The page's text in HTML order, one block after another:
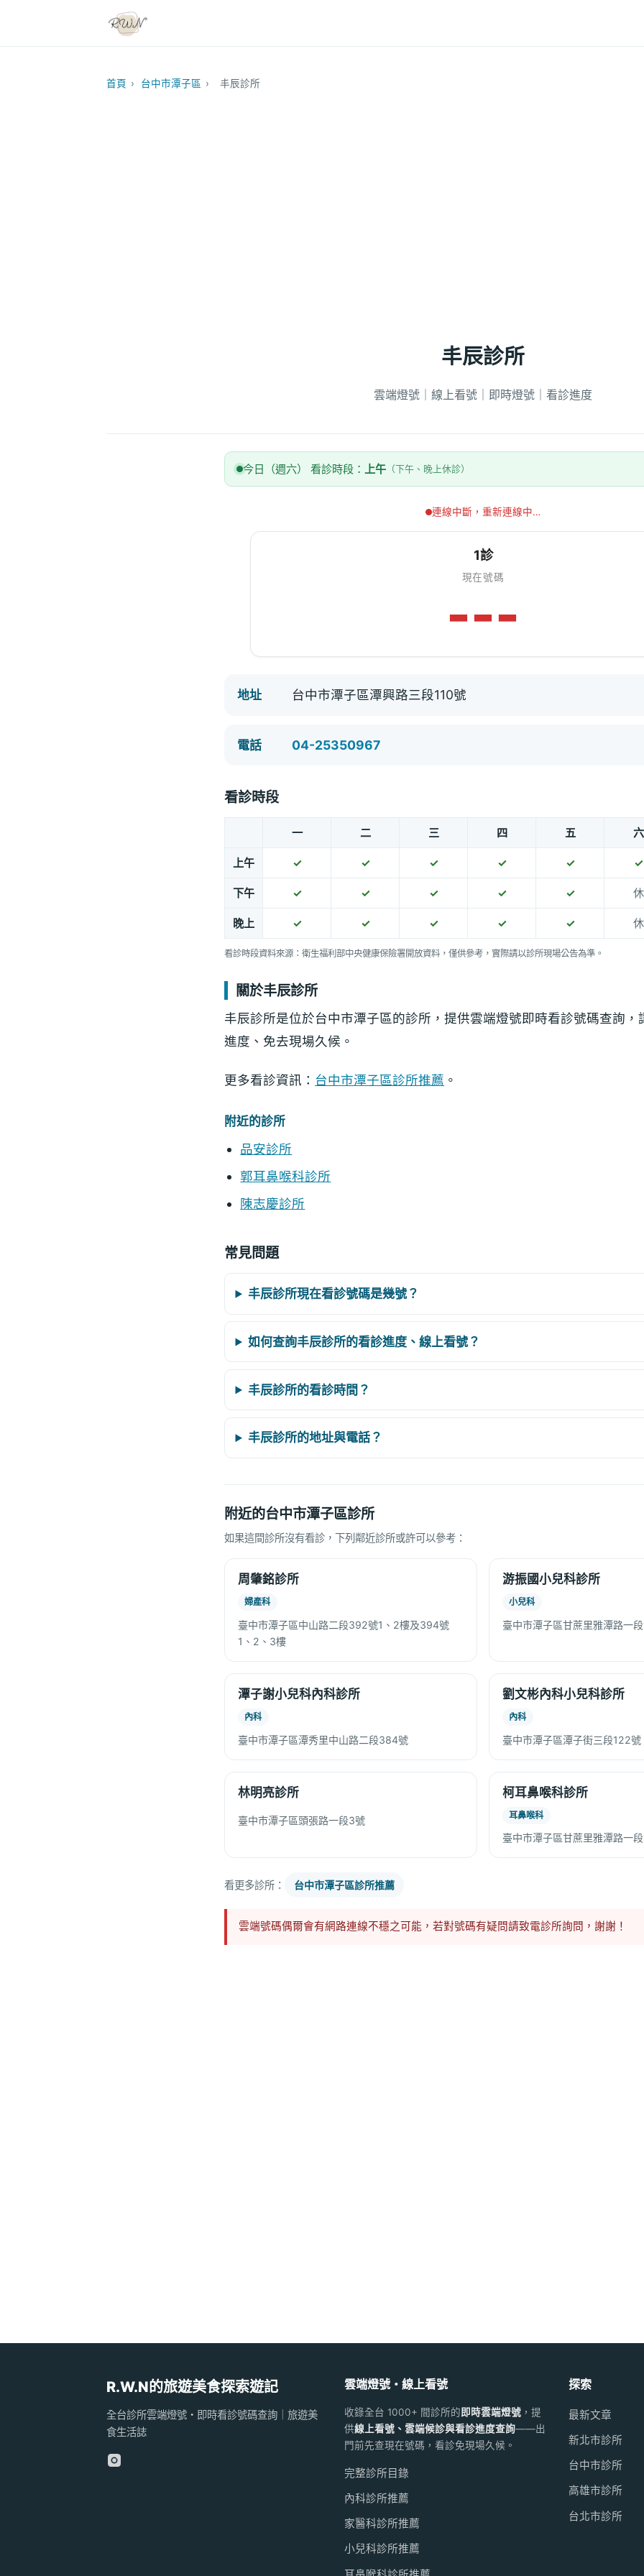
首頁 › 台中市潭子區 › 丰辰診所
丰辰診所
雲端燈號｜線上看號｜即時燈號｜看診進度
今日（週六） 看診時段： 上午 （下午、晚上休診）
連線中斷，重新連線中…
1診
現在號碼
---
地址 台中市潭子區潭興路三段110號
電話 04-25350967
看診時段
一 二 三 四 五 六
上午 ✓ ✓ ✓ ✓ ✓ ✓
下午 ✓ ✓ ✓ ✓ ✓ 休
晚上 ✓ ✓ ✓ ✓ ✓ 休
看診時段資料來源：衛生福利部中央健康保險署開放資料，僅供參考，實際請以診所現場公告為準。
關於丰辰診所
丰辰診所是位於台中市潭子區的診所，提供雲端燈號即時看診號碼查詢，
進度、免去現場久候。
更多看診資訊： 台中市潭子區診所推薦 。
附近的診所
品安診所
郭耳鼻喉科診所
陳志慶診所
常見問題
丰辰診所現在看診號碼是幾號？
如何查詢丰辰診所的看診進度、線上看號？
丰辰診所的看診時間？
丰辰診所的地址與電話？
附近的台中市潭子區診所
如果這間診所沒有看診，下列鄰近診所或許可以參考：
周肇銘診所
婦產科
臺中市潭子區中山路二段392號1、2樓及394號
1、2、3樓
游振國小兒科診所
小兒科
臺中市潭子區甘蔗里雅潭路一
潭子謝小兒科內科診所
內科
臺中市潭子區潭秀里中山路二段384號
劉文彬內科小兒科診所
內科
臺中市潭子區潭子街三段122號
林明亮診所
臺中市潭子區頭張路一段3號
柯耳鼻喉科診所
耳鼻喉科
臺中市潭子區甘蔗里雅潭路一
看更多診所： 台中市潭子區診所推薦
雲端號碼偶爾會有網路連線不穩之可能，若對號碼有疑問請致電診所詢問，謝謝！
R.W.N的旅遊美食探索遊記
全台診所雲端燈號・即時看診號碼查詢｜旅遊美
食生活誌
雲端燈號・線上看號
收錄全台 1000+ 間診所的 即時雲端燈號，提
供線上看號、雲端候診與看診進度查詢——出
門前先查現在號碼，看診免現場久候。
完整診所目錄
內科診所推薦
家醫科診所推薦
小兒科診所推薦
探索
最新文章
新北市診所
台中市診所
高雄市診所
台北市診所